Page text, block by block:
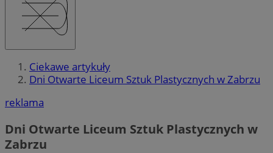
Ciekawe artykuły
Dni Otwarte Liceum Sztuk Plastycznych w Zabrzu
reklama
Dni Otwarte Liceum Sztuk Plastycznych w
Zabrzu